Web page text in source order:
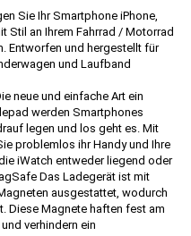
Sie Ihr Smartphone iPhone,
Stil an Ihrem Fahrrad / Motorrad
Entworfen und hergestellt für
und Laufband
neue und einfache Art ein
werden Smartphones
legen und los geht es. Mit
problemlos ihr Handy und Ihre
iWatch entweder liegend oder
Das Ladegerät ist mit
ausgestattet, wodurch
Diese Magnete haften fest am
verhindern ein